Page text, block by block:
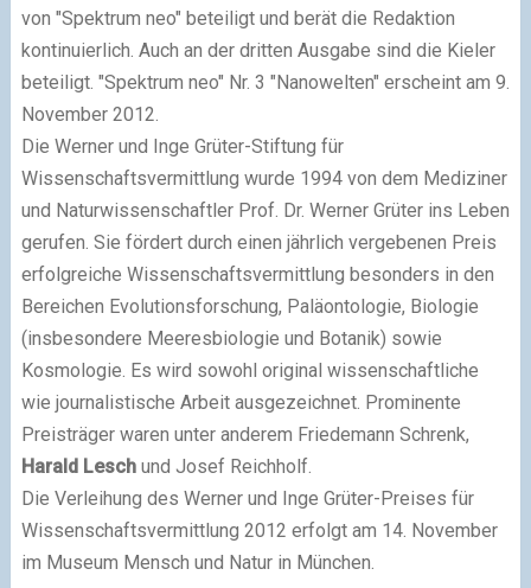
von "Spektrum neo" beteiligt und berät die Redaktion
kontinuierlich. Auch an der dritten Ausgabe sind die Kieler
beteiligt. "Spektrum neo" Nr. 3 "Nanowelten" erscheint am 9.
November 2012.
Die Werner und Inge Grüter-Stiftung für
Wissenschaftsvermittlung wurde 1994 von dem Mediziner
und Naturwissenschaftler Prof. Dr. Werner Grüter ins Leben
gerufen. Sie fördert durch einen jährlich vergebenen Preis
erfolgreiche Wissenschaftsvermittlung besonders in den
Bereichen Evolutionsforschung, Paläontologie, Biologie
(insbesondere Meeresbiologie und Botanik) sowie
Kosmologie. Es wird sowohl original wissenschaftliche
wie journalistische Arbeit ausgezeichnet. Prominente
Preisträger waren unter anderem Friedemann Schrenk,
Harald Leschund Josef Reichholf.
Die Verleihung des Werner und Inge Grüter-Preises für
Wissenschaftsvermittlung 2012 erfolgt am 14. November
im Museum Mensch und Natur in München.